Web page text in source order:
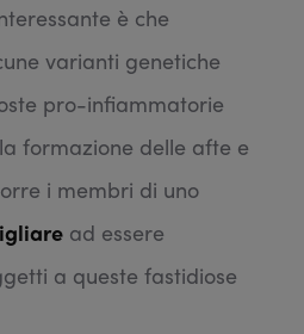
è che
varianti genetiche
pro-infiammatorie
formazione delle afte e
i membri di uno
ad essere
a queste fastidiose